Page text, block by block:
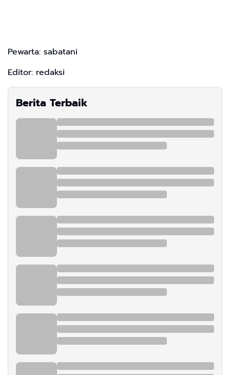
Pewarta: sabatani
Editor: redaksi
Berita Terbaik